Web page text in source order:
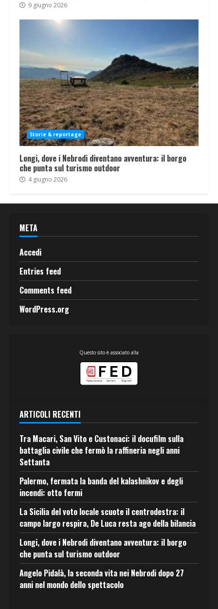
9 giugno 2026
Storie & reportage
Longi, dove i Nebrodi diventano avventura: il borgo
che punta sul turismo outdoor
4 giugno 2026
META
Accedi
Entries feed
Comments feed
WordPress.org
Questo sito è associato alla
ARTICOLI RECENTI
Tra Macari, San Vito e Custonaci: il docufilm sulla
battaglia civile che fermò la raffineria negli anni
Settanta
Palermo, fermata la banda del kalashnikov e degli
incendi: otto fermi
La Sicilia del voto locale scuote il centrodestra: il
campo largo respira, De Luca resta ago della bilancia
Longi, dove i Nebrodi diventano avventura: il borgo
che punta sul turismo outdoor
Angelo Pidalà, la seconda vita nei Nebrodi dopo 27
anni nel mondo dello spettacolo